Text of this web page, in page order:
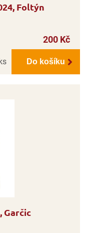
Foltýn
200 Kč
ks
Do košíku
Garčic